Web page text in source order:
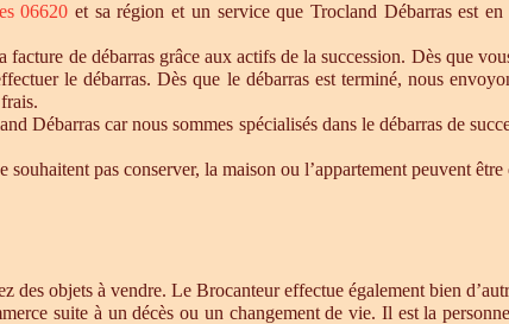
06620 et sa région et un service que Trocland Débarras est
de débarras grâce aux actifs de la succession. Dès que
le débarras. Dès que le débarras est terminé, nous
Débarras car nous sommes spécialisés dans le débarras de
pas conserver, la maison ou l’appartement peuvent
des objets à vendre. Le Brocanteur effectue également bien
suite à un décès ou un changement de vie. Il est la